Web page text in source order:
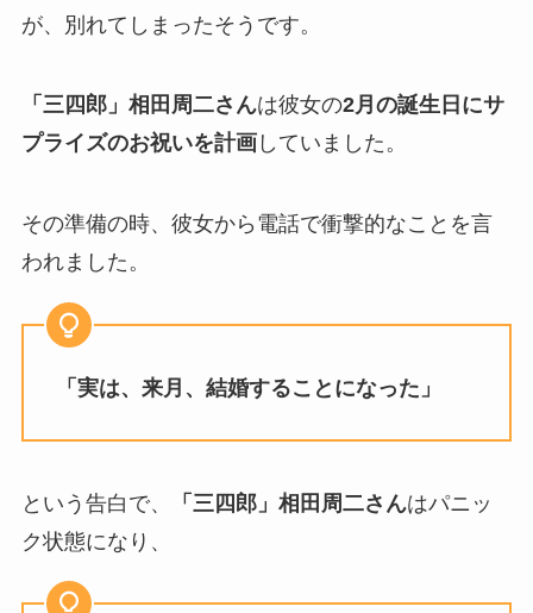
が、別れてしまったそうです。
「三四郎」相田周二さんは彼女の2月の誕生日にサ
プライズのお祝いを計画していました。
その準備の時、彼女から電話で衝撃的なことを言
われました。
「実は、来月、結婚することになった」
という告白で、 「三四郎」相田周二さんはパニッ
ク状態になり、